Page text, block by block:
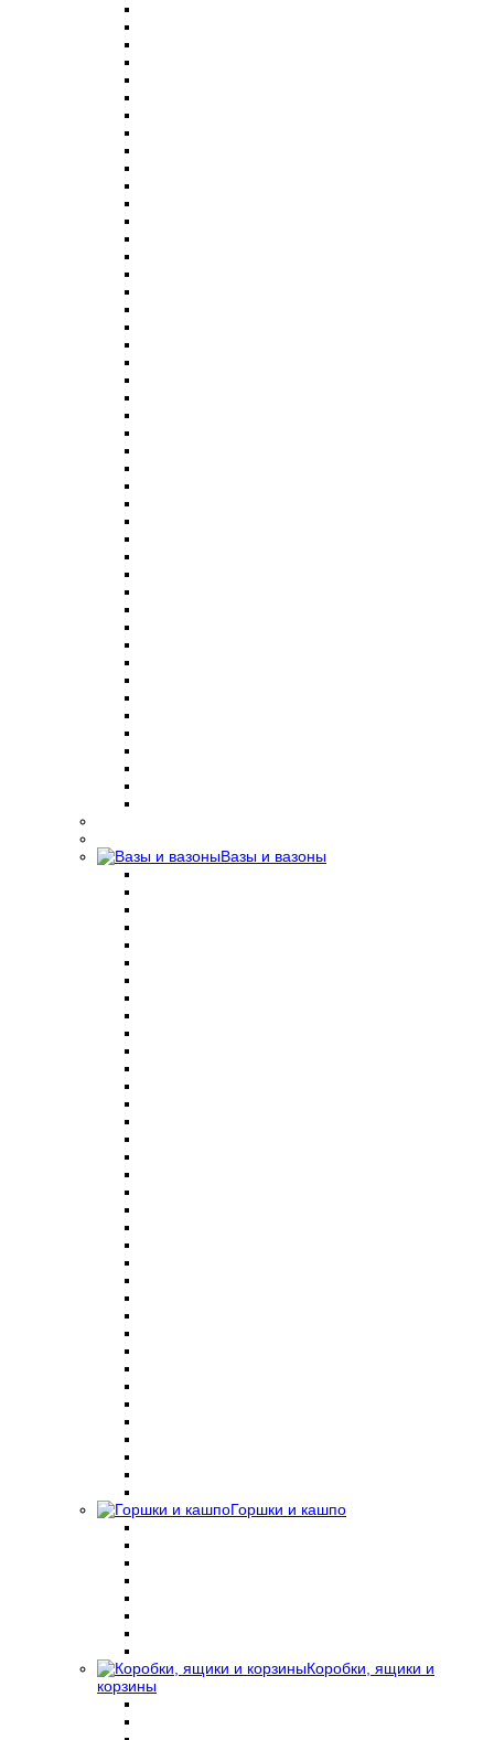
Вазы и вазоны
Горшки и кашпо
Коробки, ящики и
корзины